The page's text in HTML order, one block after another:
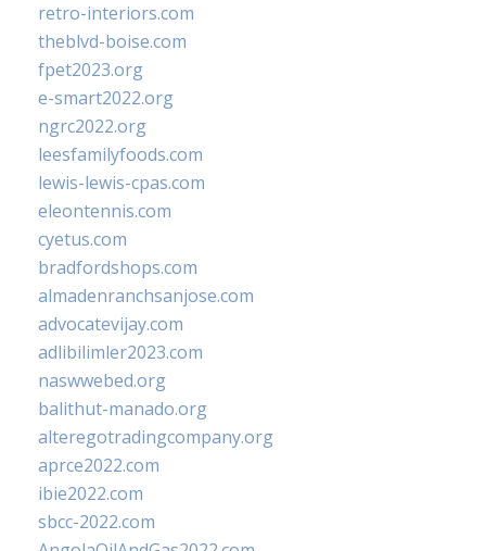
retro-interiors.com
theblvd-boise.com
fpet2023.org
e-smart2022.org
ngrc2022.org
leesfamilyfoods.com
lewis-lewis-cpas.com
eleontennis.com
cyetus.com
bradfordshops.com
almadenranchsanjose.com
advocatevijay.com
adlibilimler2023.com
naswwebed.org
balithut-manado.org
alteregotradingcompany.org
aprce2022.com
ibie2022.com
sbcc-2022.com